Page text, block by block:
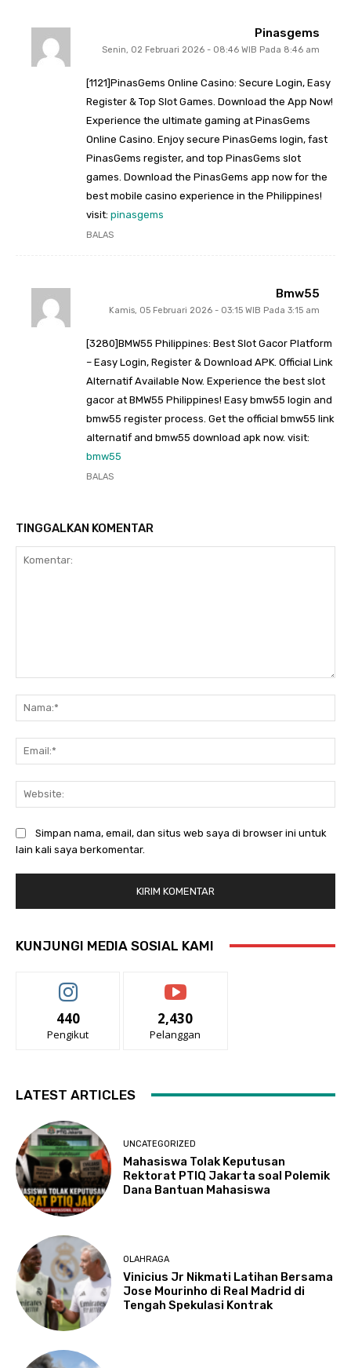
Pinasgems
Senin, 02 Februari 2026 - 08:46 WIB Pada 8:46 am
[1121]PinasGems Online Casino: Secure Login, Easy
Register & Top Slot Games. Download the App Now!
Experience the ultimate gaming at PinasGems
Online Casino. Enjoy secure PinasGems login, fast
PinasGems register, and top PinasGems slot
games. Download the PinasGems app now for the
best mobile casino experience in the Philippines!
visit: pinasgems
BALAS
Bmw55
Kamis, 05 Februari 2026 - 03:15 WIB Pada 3:15 am
[3280]BMW55 Philippines: Best Slot Gacor Platform
– Easy Login, Register & Download APK. Official Link
Alternatif Available Now. Experience the best slot
gacor at BMW55 Philippines! Easy bmw55 login and
bmw55 register process. Get the official bmw55 link
alternatif and bmw55 download apk now. visit:
bmw55
BALAS
TINGGALKAN KOMENTAR
Simpan nama, email, dan situs web saya di browser ini untuk
lain kali saya berkomentar.
KUNJUNGI MEDIA SOSIAL KAMI
440
Pengikut
2,430
Pelanggan
LATEST ARTICLES
UNCATEGORIZED
Mahasiswa Tolak Keputusan
Rektorat PTIQ Jakarta soal Polemik
Dana Bantuan Mahasiswa
OLAHRAGA
Vinicius Jr Nikmati Latihan Bersama
Jose Mourinho di Real Madrid di
Tengah Spekulasi Kontrak